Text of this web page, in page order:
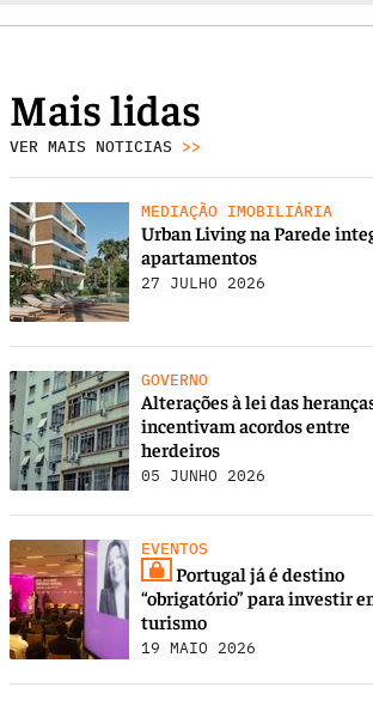
Mais lidas
VER MAIS NOTICIAS >>
MEDIAÇÃO IMOBILIÁRIA
Urban Living na Parede
apartamentos
27 JULHO 2026
GOVERNO
Alterações à lei das
incentivam acordos entre
herdeiros
05 JUNHO 2026
EVENTOS
Portugal já é destino
“obrigatório” para investir
turismo
19 MAIO 2026